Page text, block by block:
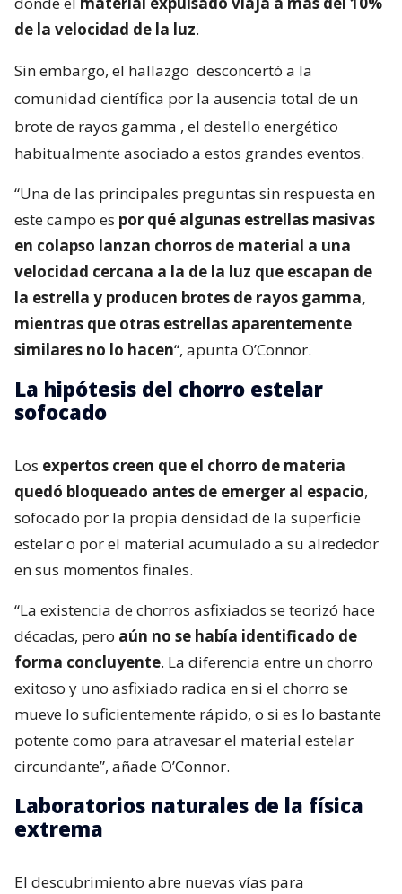
de la velocidad de la luz.
Sin embargo, el hallazgo desconcertó a la
comunidad científica por la ausencia total de un
brote de rayos gamma , el destello energético
habitualmente asociado a estos grandes eventos.
“Una de las principales preguntas sin respuesta en
este campo es por qué algunas estrellas masivas
en colapso lanzan chorros de material a una
velocidad cercana a la de la luz que escapan de
la estrella y producen brotes de rayos gamma,
mientras que otras estrellas aparentemente
similares no lo hacen“, apunta O’Connor.
La hipótesis del chorro estelar
sofocado
Los expertos creen que el chorro de materia
quedó bloqueado antes de emerger al espacio,
sofocado por la propia densidad de la superficie
estelar o por el material acumulado a su alrededor
en sus momentos finales.
“La existencia de chorros asfixiados se teorizó hace
décadas, pero aún no se había identificado de
forma concluyente. La diferencia entre un chorro
exitoso y uno asfixiado radica en si el chorro se
mueve lo suficientemente rápido, o si es lo bastante
potente como para atravesar el material estelar
circundante”, añade O’Connor.
Laboratorios naturales de la física
extrema
El descubrimiento abre nuevas vías para